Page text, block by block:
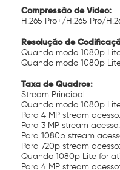
Compressão de Vídeo:
H.265 Pro+/H.265 Pro/
Resolução de
Quando modo 1080p
Quando modo 1080p
Taxa de Quadros:
Stream Principal:
Quando modo 1080p
Para 4 MP stream
Para 3 MP stream
Para 1080p stream
Para 720p stream
Quando 1080p Lite for
Para 4 MP stream